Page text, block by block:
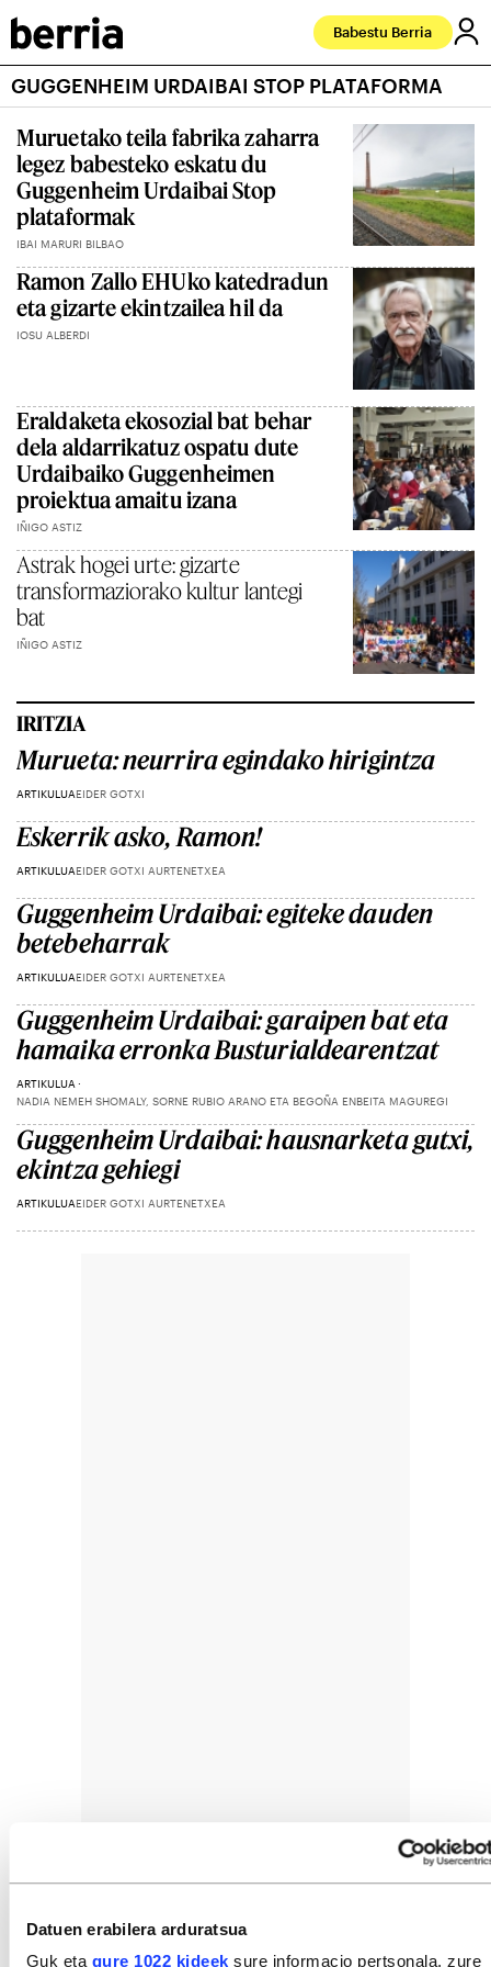
Datuen erabilera arduratsua
Guk eta gure 1022 kideek sure informacio pertsonala, zure
Babestu Berria
GUGGENHEIM URDAIBAI STOP PLATAFORMA
Muruetako teila fabrika zaharra
legez babesteko eskatu du
Guggenheim Urdaibai Stop
plataformak
IBAI MARURI BILBAO
Ramon Zallo EHUko katedradun
eta gizarte ekintzailea hil da
IOSU ALBERDI
Eraldaketa ekosozial bat behar
dela aldarrikatuz ospatu dute
Urdaibaiko Guggenheimen
proiektua amaitu izana
IÑIGO ASTIZ
Astrak hogei urte: gizarte
transformaziorako kultur lantegi
bat
IÑIGO ASTIZ
IRITZIA
Murueta: neurrira egindako hirigintza
ARTIKULUAEIDER GOTXI
Eskerrik asko, Ramon!
ARTIKULUAEIDER GOTXI AURTENETXEA
Guggenheim Urdaibai: egiteke dauden
betebeharrak
ARTIKULUAEIDER GOTXI AURTENETXEA
Guggenheim Urdaibai: garaipen bat eta
hamaika erronka Busturialdearentzat
ARTIKULUA
NADIA NEMEH SHOMALY, SORNE RUBIO ARANO ETA BEGOÑA ENBEITA MAGUREGI
Guggenheim Urdaibai: hausnarketa gutxi,
ekintza gehiegi
ARTIKULUAEIDER GOTXI AURTENETXEA